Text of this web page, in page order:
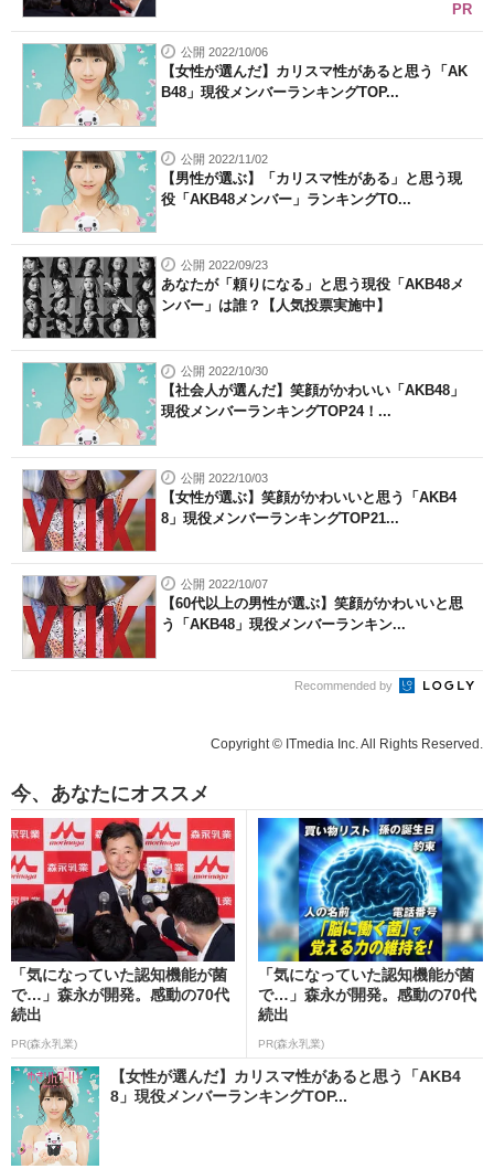
PR
公開 2022/10/06
【女性が選んだ】カリスマ性があると思う「AK
B48」現役メンバーランキングTOP...
公開 2022/11/02
【男性が選ぶ】「カリスマ性がある」と思う現
役「AKB48メンバー」ランキングTO...
公開 2022/09/23
あなたが「頼りになる」と思う現役「AKB48メ
ンバー」は誰？【人気投票実施中】
公開 2022/10/30
【社会人が選んだ】笑顔がかわいい「AKB48」
現役メンバーランキングTOP24！...
公開 2022/10/03
【女性が選ぶ】笑顔がかわいいと思う「AKB4
8」現役メンバーランキングTOP21...
公開 2022/10/07
【60代以上の男性が選ぶ】笑顔がかわいいと思
う「AKB48」現役メンバーランキン...
Recommended by
Copyright © ITmedia Inc. All Rights Reserved.
今、あなたにオススメ
「気になっていた認知機能が菌
で…」森永が開発。感動の70代
続出
PR(森永乳業)
「気になっていた認知機能が菌
で…」森永が開発。感動の70代
続出
PR(森永乳業)
【女性が選んだ】カリスマ性があると思う「AKB4
8」現役メンバーランキングTOP...